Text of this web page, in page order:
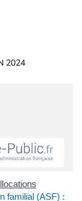
2024
familial (ASF) :